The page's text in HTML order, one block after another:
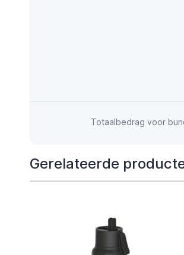
Totaalbedrag voor
Gerelateerde